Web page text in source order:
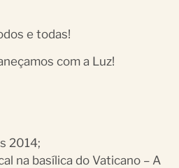
e todas!
com a Luz!
2014;
na basílica do Vaticano – A